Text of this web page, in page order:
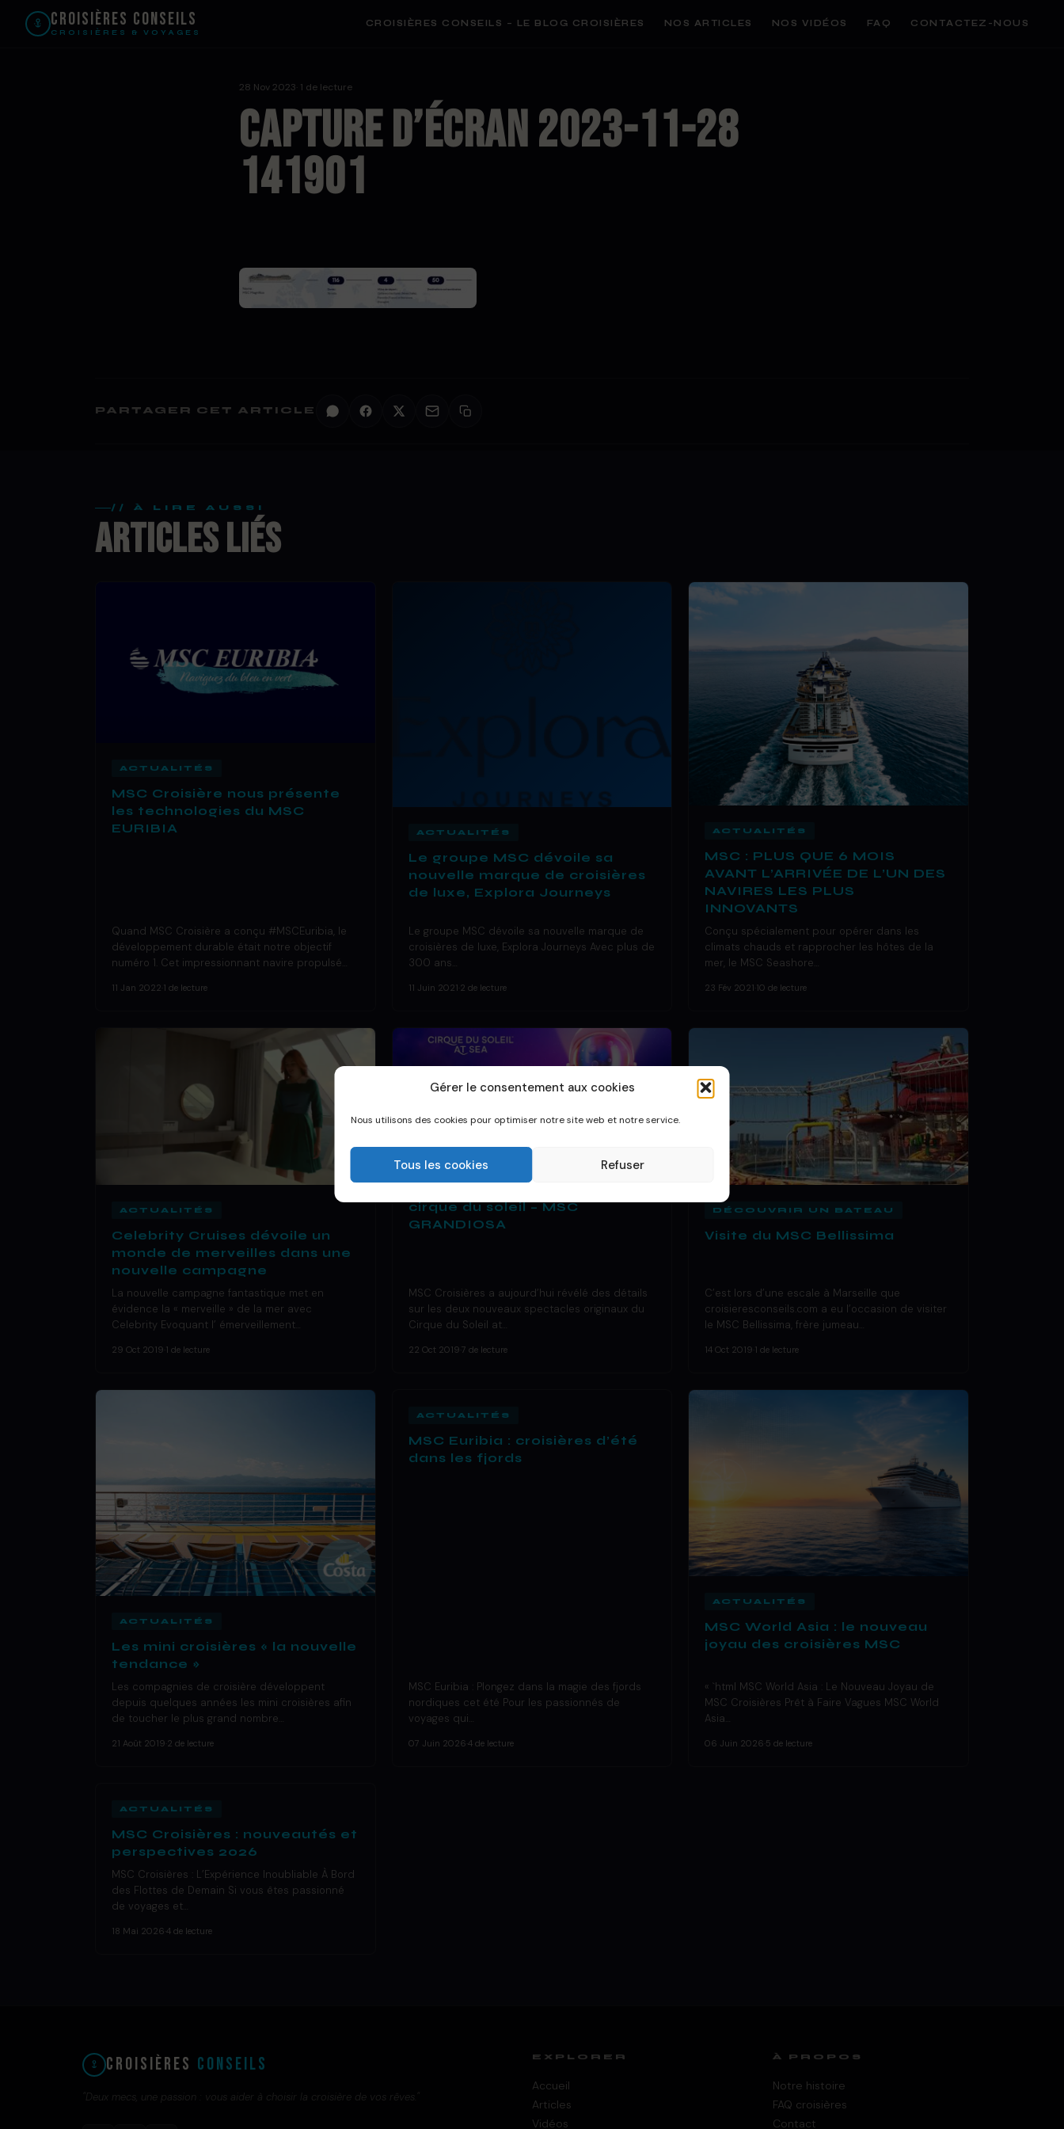
Gérer le consentement aux cookies
Nous utilisons des cookies pour optimiser notre site web et notre service.
Tous les cookies Refuser
Croisières Conseils
CROISIÈRES & VOYAGES
CROISIÈRES CONSEILS – LE BLOG CROISIÈRES NOS ARTICLES NOS VIDÉOS FAQ CONTACTEZ-NOUS
28 Nov 2023 · 1 de lecture
Capture d’écran 2023-11-28
141901
PARTAGER CET ARTICLE
// À LIRE AUSSI
ARTICLES LIÉS
ACTUALITÉS
MSC Croisière nous présente
les technologies du MSC
EURIBIA
Quand MSC Croisière a conçu #MSCEuribia, le
développement durable était notre objectif
numéro 1. Cet impressionnant navire propulsé…
11 Jan 2022 1 de lecture
ACTUALITÉS
Le groupe MSC dévoile sa
nouvelle marque de croisières
de luxe, Explora Journeys
Le groupe MSC dévoile sa nouvelle marque de
croisières de luxe, Explora Journeys Avec plus de
300 ans…
11 Juin 2021 2 de lecture
ACTUALITÉS
MSC : PLUS QUE 6 MOIS
AVANT L’ARRIVÉE DE L’UN DES
NAVIRES LES PLUS
INNOVANTS
Conçu spécialement pour opérer dans les
climats chauds et rapprocher les hôtes de la
mer, le MSC Seashore…
23 Fév 2021 10 de lecture
ACTUALITÉS
Celebrity Cruises dévoile un
monde de merveilles dans une
nouvelle campagne
La nouvelle campagne fantastique met en
évidence la « merveille » de la mer avec
Celebrity Evoquant l’ émerveillement…
29 Oct 2019 1 de lecture
DÉCOUVRIR UN BATEAU
cirque du soleil – MSC
GRANDIOSA
MSC Croisières a aujourd’hui révélé des détails
sur les deux nouveaux spectacles originaux du
Cirque du Soleil at…
22 Oct 2019 7 de lecture
DÉCOUVRIR UN BATEAU
Visite du MSC Bellissima
C’est lors d’une escale à Marseille que
croisieresconseils.com a eu l’occasion de visiter
le MSC Bellissima, frère jumeau…
14 Oct 2019 1 de lecture
ACTUALITÉS
Les mini croisières « la nouvelle
tendance »
Les compagnies de croisière développent
depuis quelques années les mini croisières afin
de toucher le plus grand nombre…
21 Août 2019 2 de lecture
ACTUALITÉS
MSC Euribia : croisières d’été
dans les fjords
MSC Euribia : Plongez dans la magie des fjords
nordiques cet été Pour les passionnés de
voyages qui…
07 Juin 2026 4 de lecture
ACTUALITÉS
MSC World Asia : le nouveau
joyau des croisières MSC
« `html MSC World Asia : Le Nouveau Joyau de
MSC Croisières Prêt à Faire Vagues MSC World
Asia…
06 Juin 2026 5 de lecture
ACTUALITÉS
MSC Croisières : nouveautés et
perspectives 2026
MSC Croisières : L’Expérience Inoubliable À Bord
des Flottes de Demain Si vous êtes passionné
de voyages et…
18 Mai 2026 4 de lecture
Croisières Conseils
"Deux mecs, une passion : vous aider à choisir la croisière de vos rêves."
EXPLORER
Accueil
Articles
Vidéos
À PROPOS
Notre histoire
FAQ croisières
Contact